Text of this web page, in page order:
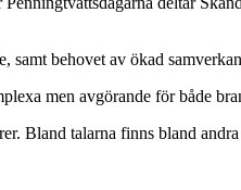
samt behovet av ökad
men avgörande för både
Bland talarna finns bland